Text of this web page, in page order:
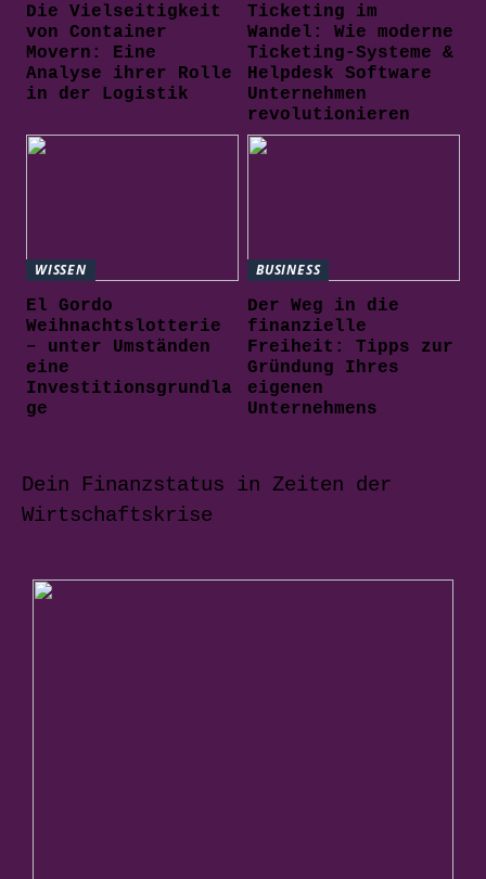
Die Vielseitigkeit
von Container
Movern: Eine
Analyse ihrer Rolle
in der Logistik
Ticketing im
Wandel: Wie moderne
Ticketing-Systeme &
Helpdesk Software
Unternehmen
revolutionieren
WISSEN
El Gordo
Weihnachtslotterie
– unter Umständen
eine
Investitionsgrundla
ge
BUSINESS
Der Weg in die
finanzielle
Freiheit: Tipps zur
Gründung Ihres
eigenen
Unternehmens
Dein Finanzstatus in Zeiten der
Wirtschaftskrise